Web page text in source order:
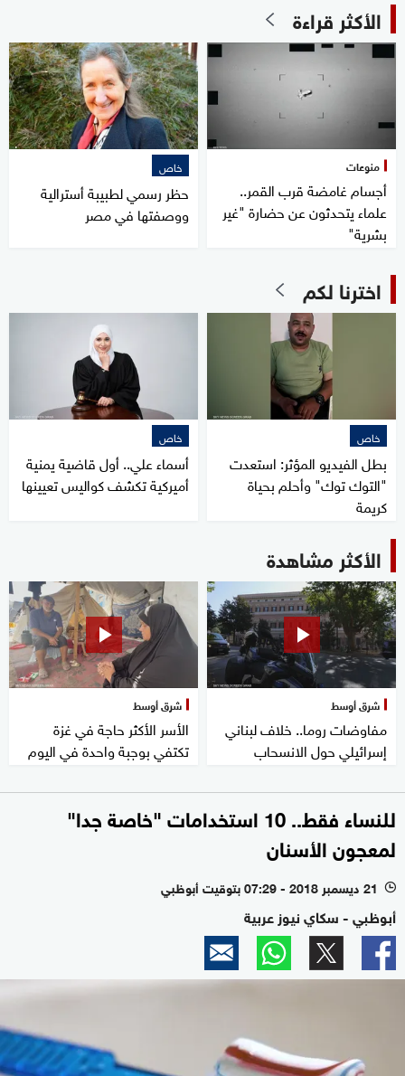
الأكثر قراءة
منوعات
أجسام غامضة قرب القمر..
علماء يتحدثون عن حضارة "غير
بشرية"
خاص
حظر رسمي لطبيبة أسترالية
ووصفتها في مصر
اخترنا لكم
خاص
بطل الفيديو المؤثر: استعدت
"التوك توك" وأحلم بحياة
كريمة
خاص
أسماء علي.. أول قاضية يمنية
أميركية تكشف كواليس تعيينها
الأكثر مشاهدة
شرق أوسط
مفاوضات روما.. خلاف لبناني
إسرائيلي حول الانسحاب
شرق أوسط
الأسر الأكثر حاجة في غزة
تكتفي بوجبة واحدة في اليوم
للنساء فقط.. 10 استخدامات "خاصة جدا"
لمعجون الأسنان
l 21 ديسمبر 2018 - 07:29 بتوقيت أبوظبي
أبوظبي - سكاي نيوز عربية